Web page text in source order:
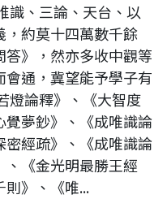
識、三論、天台、以
約莫十四萬數千餘
》，然亦多收中觀等
通，冀望能予學子有
燈論釋》、《大智度
夢鈔》、《成唯識論
經疏》、《成唯識論
《金光明最勝王經
》、《唯...